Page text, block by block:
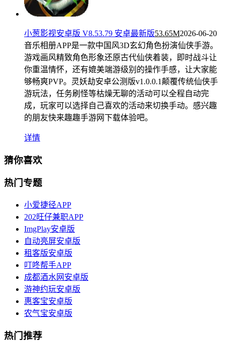
小葱影视安卓版 V8.53.79 安卓最新版53.65M2026-06-20
音乐相册APP是一款中国风3D玄幻角色扮演仙侠手游。
游戏画风精致角色形象还原古代仙侠着装，即时战斗让
你重温情怀，还有媲美端游级别的操作手感，让大家能
够畅爽PVP。灵妖劫安卓公测版v1.0.0.1颠覆传统仙侠手
游玩法，任务刷怪等枯燥无聊的活动可以全程自动完
成，玩家可以选择自己喜欢的活动来切换手动。感兴趣
的朋友快来趣趣手游网下载体验吧。
详情
猜你喜欢
热门专题
小爱捷径APP
202旺仔兼职APP
ImgPlay安卓版
自动亮屏安卓版
租客版安卓版
叮咚帮手APP
成都酒水网安卓版
游神约玩安卓版
惠客宝安卓版
农气宝安卓版
热门推荐